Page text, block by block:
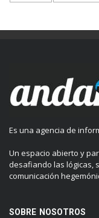
Es una agencia de
Un espacio abierto y
desafiando las lógicas,
comunicación
SOBRE NOSOTROS